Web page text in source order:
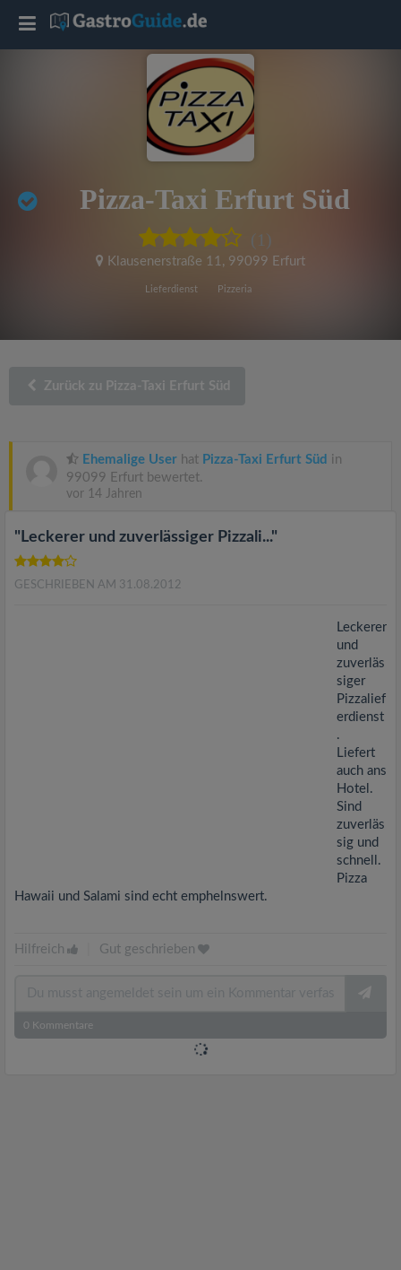
Pizza-Taxi Erfurt Süd
(1)
Klausenerstraße 11, 99099 Erfurt
Lieferdienst Pizzeria
Zurück zu Pizza-Taxi Erfurt Süd
Ehemalige User hat Pizza-Taxi Erfurt Süd in
99099 Erfurt bewertet.
vor 14 Jahren
"Leckerer und zuverlässiger Pizzali..."
GESCHRIEBEN AM 31.08.2012
Leckerer
und
zuverläs
siger
Pizzalief
erdienst
.
Liefert
auch ans
Hotel.
Sind
zuverläs
sig und
schnell.
Pizza
Hawaii und Salami sind echt emphelnswert.
Hilfreich Gut geschrieben
0 Kommentare
T
a
t